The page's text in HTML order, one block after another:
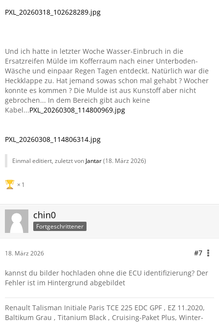
PXL_20260318_102628289.jpg
Und ich hatte in letzter Woche Wasser-Einbruch in die
Ersatzreifen Mülde im Kofferraum nach einer Unterboden-
Wäsche und einpaar Regen Tagen entdeckt. Natürlich war die
Heckklappe zu. Hat jemand sowas schon mal gehabt ? Wocher
konnte es kommen ? Die Mulde ist aus Kunstoff aber nicht
gebrochen... In dem Bereich gibt auch keine
Kabel...PXL_20260308_114800969.jpg
PXL_20260308_114806314.jpg
Einmal editiert, zuletzt von Jantar(18. März 2026)
1
chin0
Fortgeschrittener
18. März 2026 #7
kannst du bilder hochladen ohne die ECU identifizierung? Der
Fehler ist im Hintergrund abgebildet
Renault Talisman Initiale Paris TCE 225 EDC GPF , EZ 11.2020,
Baltikum Grau , Titanium Black , Cruising-Paket Plus, Winter-